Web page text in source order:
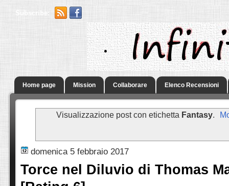
Subscribe:
.
Home page Mission Collaborare Elenco Recensioni
Visualizzazione post con etichetta Fantasy.
domenica 5 febbraio 2017
Torce nel Diluvio di Thomas